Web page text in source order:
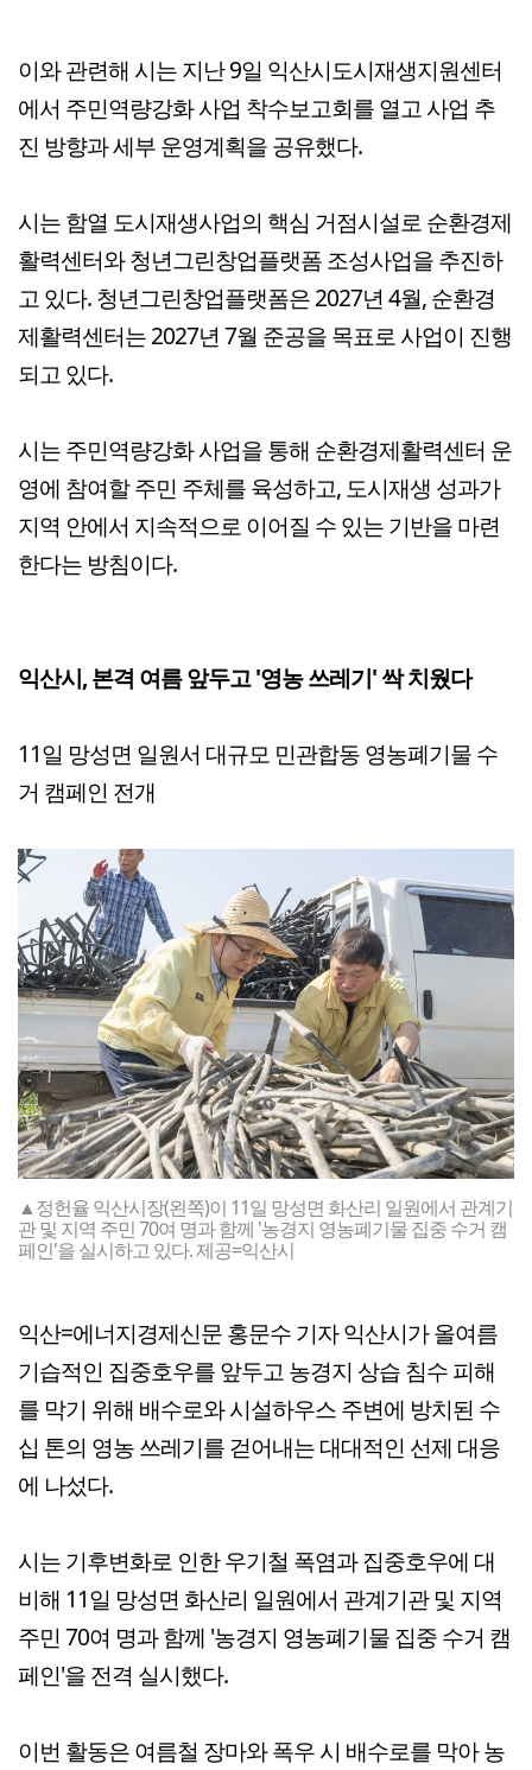
이와 관련해 시는 지난 9일 익산시도시재생지원센터
에서 주민역량강화 사업 착수보고회를 열고 사업 추
진 방향과 세부 운영계획을 공유했다.
시는 함열 도시재생사업의 핵심 거점시설로 순환경제
활력센터와 청년그린창업플랫폼 조성사업을 추진하
고 있다. 청년그린창업플랫폼은 2027년 4월, 순환경
제활력센터는 2027년 7월 준공을 목표로 사업이 진행
되고 있다.
시는 주민역량강화 사업을 통해 순환경제활력센터 운
영에 참여할 주민 주체를 육성하고, 도시재생 성과가
지역 안에서 지속적으로 이어질 수 있는 기반을 마련
한다는 방침이다.
익산시, 본격 여름 앞두고 '영농 쓰레기' 싹 치웠다
11일 망성면 일원서 대규모 민관합동 영농폐기물 수
거 캠페인 전개
▲정헌율 익산시장(왼쪽)이 11일 망성면 화산리 일원에서 관계기
관 및 지역 주민 70여 명과 함께 '농경지 영농폐기물 집중 수거 캠
페인'을 실시하고 있다. 제공=익산시
익산=에너지경제신문 홍문수 기자 익산시가 올여름
기습적인 집중호우를 앞두고 농경지 상습 침수 피해
를 막기 위해 배수로와 시설하우스 주변에 방치된 수
십 톤의 영농 쓰레기를 걷어내는 대대적인 선제 대응
에 나섰다.
시는 기후변화로 인한 우기철 폭염과 집중호우에 대
비해 11일 망성면 화산리 일원에서 관계기관 및 지역
주민 70여 명과 함께 '농경지 영농폐기물 집중 수거 캠
페인'을 전격 실시했다.
이번 활동은 여름철 장마와 폭우 시 배수로를 막아 농